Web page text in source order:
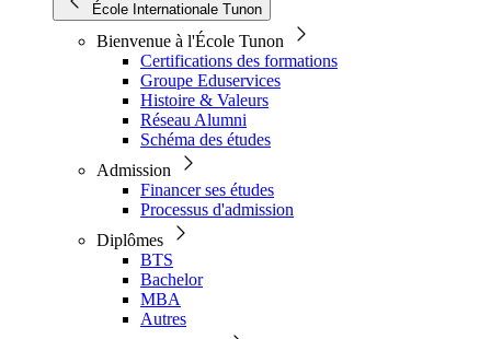
École Internationale Tunon
Bienvenue à l'École Tunon
Certifications des formations
Groupe Eduservices
Histoire & Valeurs
Réseau Alumni
Schéma des études
Admission
Financer ses études
Processus d'admission
Diplômes
BTS
Bachelor
MBA
Autres